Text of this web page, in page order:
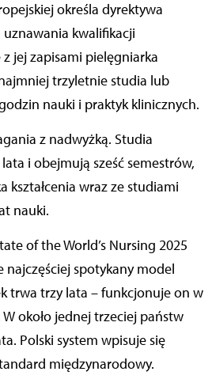
określa dyrektywa
kwalifikacji
jej zapisami pielęgniarka
trzyletnie studia lub
nauki i praktyk klinicznych.
z nadwyżką. Studia
i obejmują sześć semestrów,
kształcenia wraz ze studiami
nauki.
of the World’s Nursing 2025
najczęściej spotykany model
trwa trzy lata – funkcjonuje on w
około jednej trzeciej państw
Polski system wpisuje się
międzynarodowy.